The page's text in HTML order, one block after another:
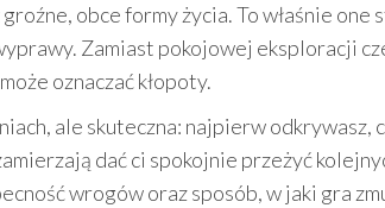
obce formy życia. To właśnie one
Zamiast pokojowej eksploracji
oznaczać kłopoty.
ale skuteczna: najpierw odkrywasz,
dać ci spokojnie przeżyć
wrogów oraz sposób, w jaki gra